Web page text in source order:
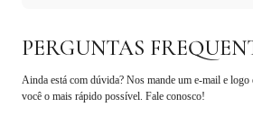
PERGUNTAS
Ainda está com dúvida? Nos mande um e-mail e logo
você o mais rápido possível. Fale conosco!